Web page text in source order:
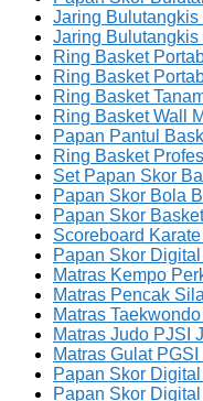
Jaring
Jaring
Ring Basket
Ring Basket
Ring Basket
Ring Basket Wall
Papan Pantul
Ring Basket
Set Papan Skor
Papan Skor Bola
Papan Skor
Scoreboard
Papan Skor
Matras Kempo
Matras Pencak
Matras
Matras Judo PJSI
Matras Gulat
Papan Skor
Papan Skor